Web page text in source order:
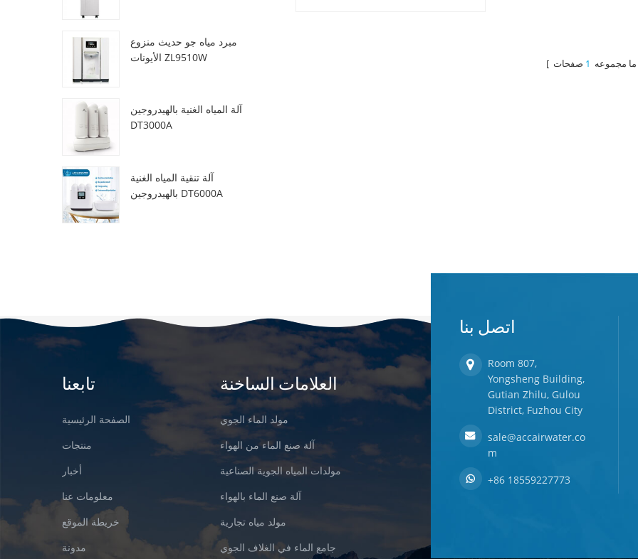
مبرد مياه جو حديث منزوع
الأيونات ZL9510W
آلة المياه الغنية بالهيدروجين
DT3000A
آلة تنقية المياه الغنية
بالهيدروجين DT6000A
[ ما مجموعه 1
تابعنا
الصفحة الرئيسية
منتجات
أخبار
معلومات عنا
خريطة الموقع
مدونة
العلامات الساخنة
مولد الماء الجوي
آلة صنع الماء من الهواء
مولدات المياه الجوية الصناعية
آلة صنع الماء بالهواء
مولد مياه تجارية
جامع الماء في الغلاف الجوي
اتصل بنا
Room 807,
Yongsheng Building,
Gutian Zhilu, Gulou
District, Fuzhou City
sale@accairwater.co
m
+86 18559227773